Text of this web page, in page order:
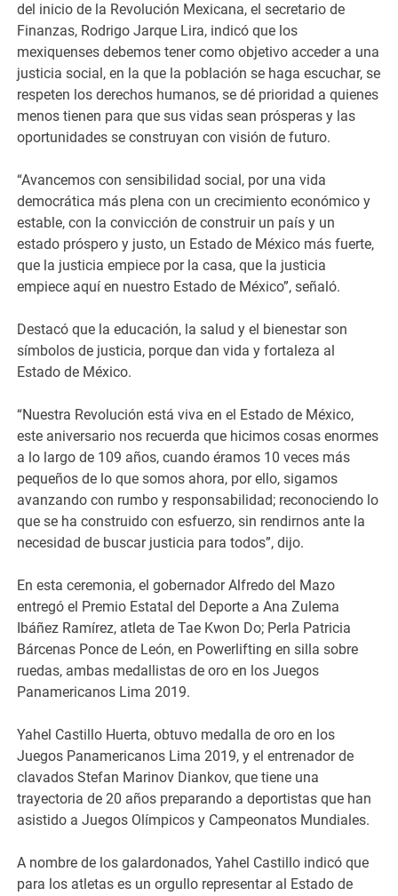
del inicio de la Revolución Mexicana, el secretario de
Finanzas, Rodrigo Jarque Lira, indicó que los
mexiquenses debemos tener como objetivo acceder a una
justicia social, en la que la población se haga escuchar, se
respeten los derechos humanos, se dé prioridad a quienes
menos tienen para que sus vidas sean prósperas y las
oportunidades se construyan con visión de futuro.
“Avancemos con sensibilidad social, por una vida
democrática más plena con un crecimiento económico y
estable, con la convicción de construir un país y un
estado próspero y justo, un Estado de México más fuerte,
que la justicia empiece por la casa, que la justicia
empiece aquí en nuestro Estado de México”, señaló.
Destacó que la educación, la salud y el bienestar son
símbolos de justicia, porque dan vida y fortaleza al
Estado de México.
“Nuestra Revolución está viva en el Estado de México,
este aniversario nos recuerda que hicimos cosas enormes
a lo largo de 109 años, cuando éramos 10 veces más
pequeños de lo que somos ahora, por ello, sigamos
avanzando con rumbo y responsabilidad; reconociendo lo
que se ha construido con esfuerzo, sin rendirnos ante la
necesidad de buscar justicia para todos”, dijo.
En esta ceremonia, el gobernador Alfredo del Mazo
entregó el Premio Estatal del Deporte a Ana Zulema
Ibáñez Ramírez, atleta de Tae Kwon Do; Perla Patricia
Bárcenas Ponce de León, en Powerlifting en silla sobre
ruedas, ambas medallistas de oro en los Juegos
Panamericanos Lima 2019.
Yahel Castillo Huerta, obtuvo medalla de oro en los
Juegos Panamericanos Lima 2019, y el entrenador de
clavados Stefan Marinov Diankov, que tiene una
trayectoria de 20 años preparando a deportistas que han
asistido a Juegos Olímpicos y Campeonatos Mundiales.
A nombre de los galardonados, Yahel Castillo indicó que
para los atletas es un orgullo representar al Estado de